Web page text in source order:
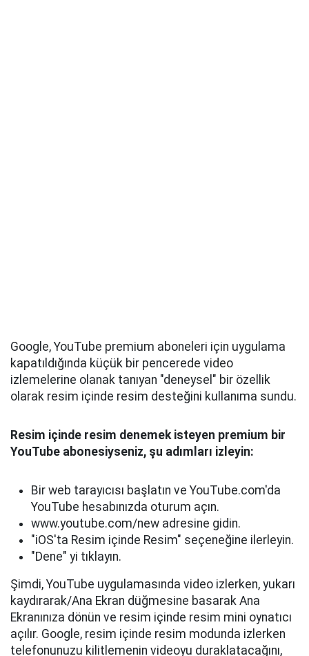
Google, YouTube premium aboneleri için uygulama
kapatıldığında küçük bir pencerede video
izlemelerine olanak tanıyan "deneysel" bir özellik
olarak resim içinde resim desteğini kullanıma sundu.
Resim içinde resim denemek isteyen premium bir
YouTube abonesiyseniz, şu adımları izleyin:
Bir web tarayıcısı başlatın ve YouTube.com'da
YouTube hesabınızda oturum açın.
www.youtube.com/new adresine gidin.
"iOS'ta Resim içinde Resim" seçeneğine ilerleyin.
"Dene" yi tıklayın.
Şimdi, YouTube uygulamasında video izlerken, yukarı
kaydırarak/Ana Ekran düğmesine basarak Ana
Ekranınıza dönün ve resim içinde resim mini oynatıcı
açılır. Google, resim içinde resim modunda izlerken
telefonunuzu kilitlemenin videoyu duraklatacağını,